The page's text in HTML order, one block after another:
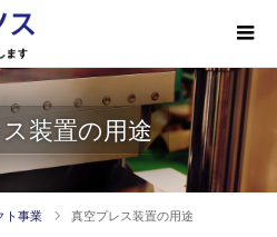
装置の用途
ト事業 真空プレス装置の用途